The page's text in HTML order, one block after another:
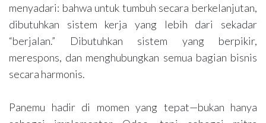
menyadari: bahwa untuk tumbuh secara berkelanjutan,
dibutuhkan sistem kerja yang lebih dari sekadar
“berjalan.” Dibutuhkan sistem yang berpikir,
merespons, dan menghubungkan semua bagian bisnis
secara harmonis.
Panemu hadir di momen yang tepat—bukan hanya